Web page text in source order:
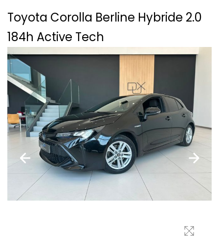
Toyota Corolla Berline Hybride 2.0
184h Active Tech